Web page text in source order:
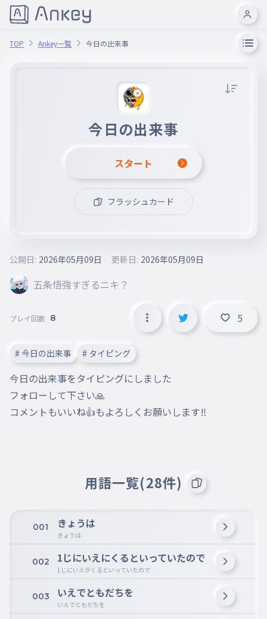
TOP Ankey一覧 今日の出来事
今日の出来事
スタート
フラッシュカード
五条悟強すぎるニキ？
公開日: 2026年05月09日 更新日: 2026年05月09日
プレイ回数 8 5
# 今日の出来事 # タイピング
今日の出来事をタイピングにしました
フォローして下さい🙏
コメントもいいね👍もよろしくお願いします‼️
用語一覧(28件)
001 きょうは
きょうは
002 1じにいえにくるといっていたので
1じにいえがくるといっていたので
003 いえでともだちを
いえでともだちを